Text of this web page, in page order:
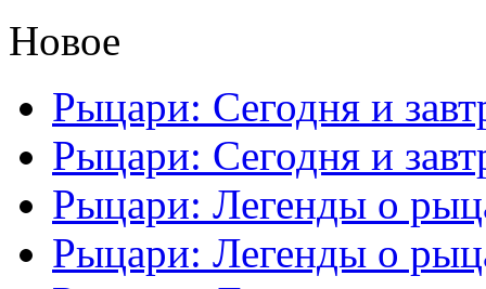
Новое
Рыцари: Сегодня и
Рыцари: Сегодня и
Рыцари: Легенды о
Рыцари: Легенды о